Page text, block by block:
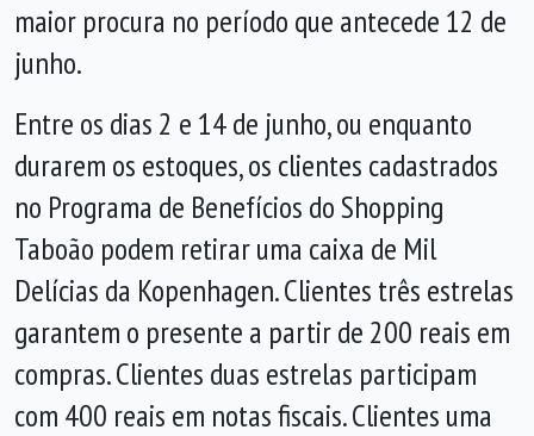
maior procura no período que antecede 12 de
junho.
Entre os dias 2 e 14 de junho, ou enquanto
durarem os estoques, os clientes cadastrados
no Programa de Benefícios do Shopping
Taboão podem retirar uma caixa de Mil
Delícias da Kopenhagen. Clientes três estrelas
garantem o presente a partir de 200 reais em
compras. Clientes duas estrelas participam
com 400 reais em notas fiscais. Clientes uma